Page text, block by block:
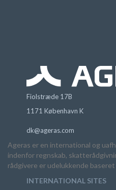
Fiolstræde 17B
1171 København K
dk@ageras.com
Ageras er en international og
indenfor regnskab,
rådgivere er udelukkende
INTERNATIONAL SITES